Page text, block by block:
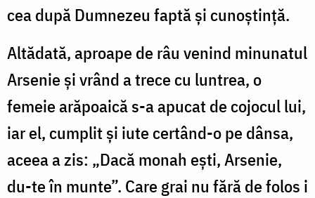
cea după Dumnezeu faptă şi cunoştinţă.
Altădată, aproape de râu venind minunatul
Arsenie şi vrând a trece cu lun­trea, o
femeie arăpoaică s-a apucat de cojocul lui,
iar el, cumplit şi iute certând-o pe dânsa,
aceea a zis: „Dacă monah eşti, Arsenie,
du-te în munte”. Care grai nu fără de folos i